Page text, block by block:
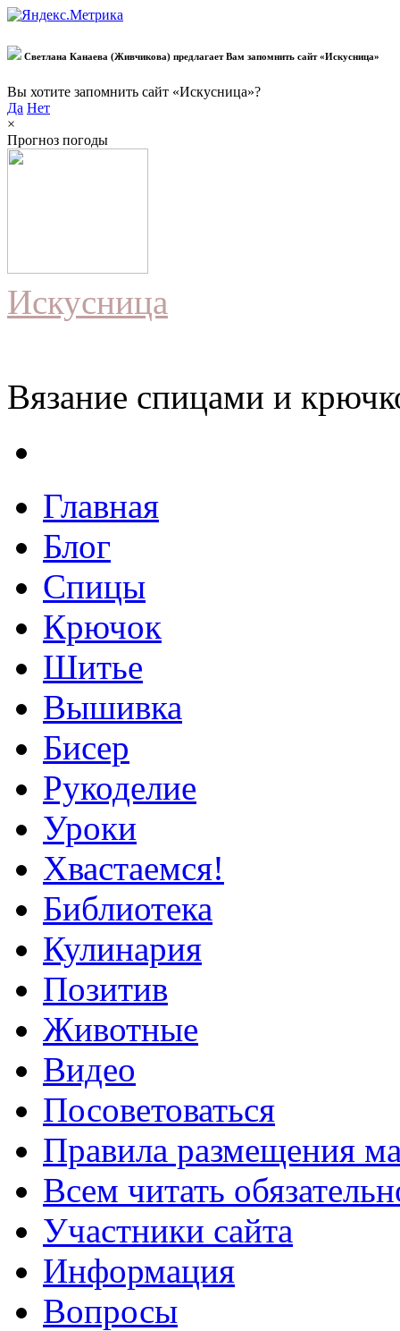
Светлана Канаева (Живчикова) предлагает Вам запомнить сайт «Искусница»
Вы хотите запомнить сайт «Искусница»?
Да Нет
×
Прогноз погоды
Искусница
Вязание спицами и
Главная
Блог
Спицы
Крючок
Шитье
Вышивка
Бисер
Рукоделие
Уроки
Хвастаемся!
Библиотека
Кулинария
Позитив
Животные
Видео
Посоветоваться
Правила размещения
Всем читать
Участники сайта
Информация
Вопросы